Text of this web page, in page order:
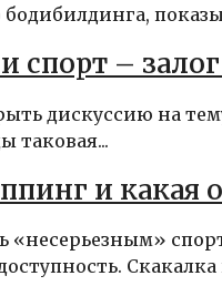
спорт –
дискуссию на
таковая...
и какая
«несерьезным»
Скакалка